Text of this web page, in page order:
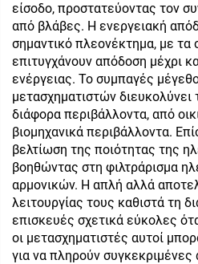
είσοδο, προστατεύοντας τον
από βλάβες. Η ενεργειακή
σημαντικό πλεονέκτημα, με τα
επιτυγχάνουν απόδοση μέχρι
ενέργειας. Το συμπαγές
μετασχηματιστών
διάφορα περιβάλλοντα, από
βιομηχανικά περιβάλλοντα.
βελτίωση της ποιότητας της
βοηθώντας στη φιλτράρισμα
αρμονικών. Η απλή αλλά
λειτουργίας τους καθιστά τη
επισκευές σχετικά εύκολες
οι μετασχηματιστές αυτοί
για να πληρούν συγκεκριμένες